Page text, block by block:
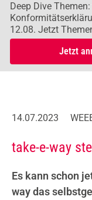
Deep Dive
12.08. Jetzt
Jetzt
14.07.2023
take-e-way
Es kann schon
way das